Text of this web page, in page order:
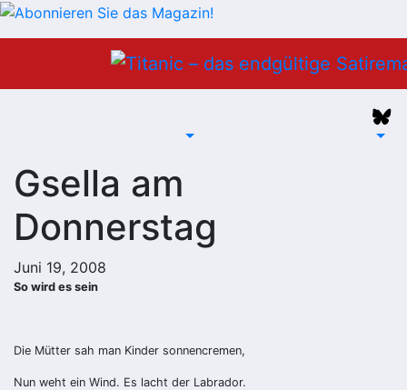
Gsella am
Donnerstag
Juni 19, 2008
So wird es sein
Die Mütter sah man Kinder sonnencremen,
Nun weht ein Wind. Es lacht der Labrador.